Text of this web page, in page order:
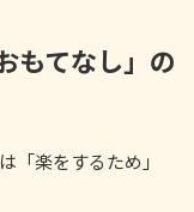
もてなし」の
「楽をするため」